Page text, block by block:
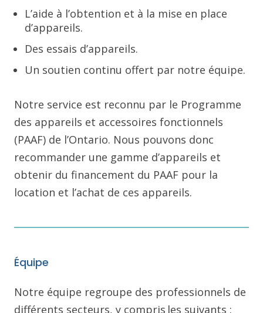
L’aide à l’obtention et à la mise en place
d’appareils.
Des essais d’appareils.
Un soutien continu offert par notre équipe.
Notre service est reconnu par le Programme
des appareils et accessoires fonctionnels
(PAAF) de l’Ontario. Nous pouvons donc
recommander une gamme d’appareils et
obtenir du financement du PAAF pour la
location et l’achat de ces appareils.
Équipe
Notre équipe regroupe des professionnels de
différents secteurs, y compris les suivants :